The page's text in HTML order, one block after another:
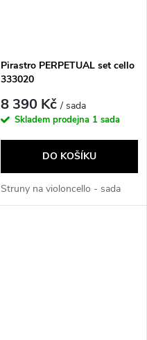
Pirastro PERPETUAL set cello
333020
8 390 Kč/ sada
Skladem prodejna 1 sada
DO KOŠÍKU
Struny na violoncello - sada